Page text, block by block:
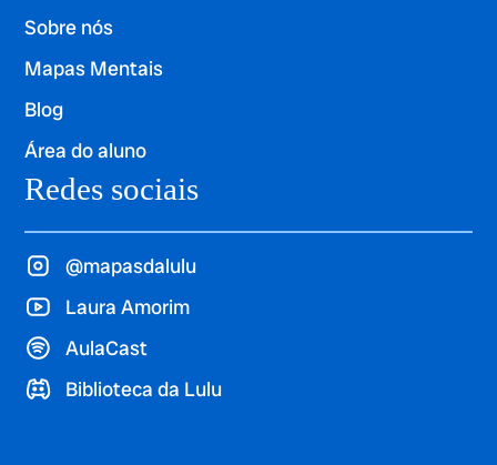
Sobre nós
Mapas Mentais
Blog
Área do aluno
Redes sociais
@mapasdalulu
Laura Amorim
AulaCast
Biblioteca da Lulu